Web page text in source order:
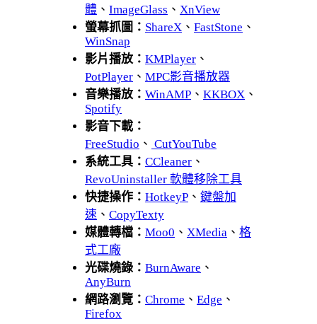
體 、 ImageGlass 、 XnView
螢幕抓圖： ShareX 、 FastStone 、
WinSnap
影片播放： KMPlayer 、
PotPlayer 、 MPC影音播放器
音樂播放： WinAMP 、 KKBOX 、
Spotify
影音下載：
FreeStudio 、 CutYouTube
系統工具： CCleaner 、
RevoUninstaller 軟體移除工具
快捷操作： HotkeyP 、 鍵盤加
速 、 CopyTexty
媒體轉檔： Moo0 、 XMedia 、 格
式工廠
光碟燒錄： BurnAware 、
AnyBurn
網路瀏覽： Chrome 、 Edge 、
Firefox